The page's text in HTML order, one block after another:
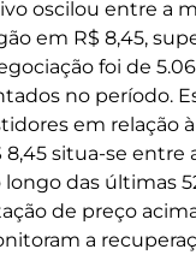
oscilou entre a
em R$ 8,45,
foi de
no período.
em relação
situa-se entre
longo das últimas
de preço
a